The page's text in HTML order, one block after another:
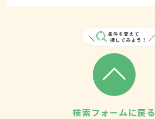
検索フォームに戻る